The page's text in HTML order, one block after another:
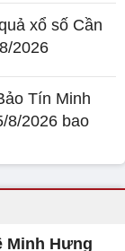
xổ số Cần
2026
Tín Minh
8/2026 bao
Minh Hưng